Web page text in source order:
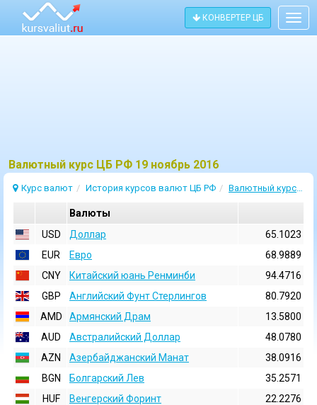
КОНВЕРТЕР ЦБ
Bалютный курс ЦБ РФ 19 ноябрь 2016
Курс валют История курсов валют ЦБ РФ Валютный курс 19 Ноябрь 2016
Валюты
USD
Доллар
65.1023
EUR
Евро
68.9889
CNY
Китайский юань Ренминби
94.4716
GBP
Английский Фунт Стерлингов
80.7920
AMD
Армянский Драм
13.5800
AUD
Австралийский Доллар
48.0780
AZN
Азербайджанский Манат
38.0916
BGN
Болгарский Лев
35.2571
HUF
Венгерский Форинт
22.2276